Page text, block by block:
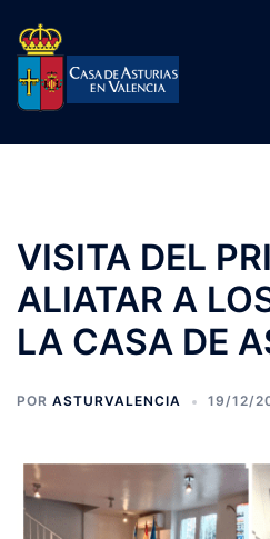
contenido
VISITA DEL
ALIATAR A
LA CASA DE
POR ASTURVALENCIA 19/12/